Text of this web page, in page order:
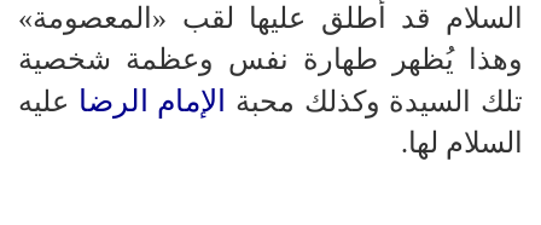
السلام قد أطلق عليها لقب «المعصومة»
وهذا يُظهر طهارة نفس وعظمة شخصية
تلك السيدة وكذلك محبة الإمام الرضا عليه
السلام لها.